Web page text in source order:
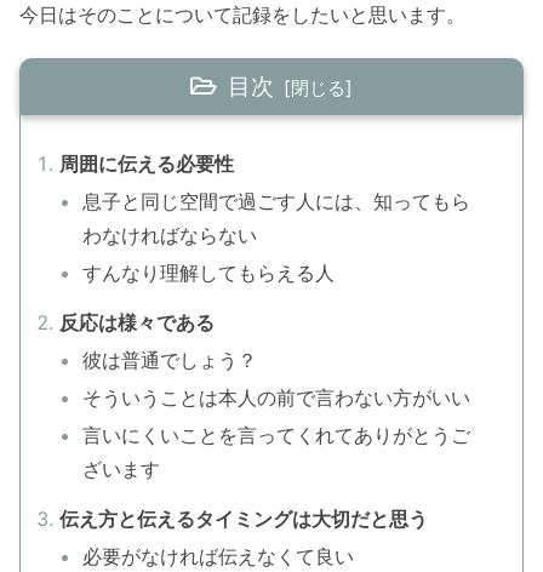
今日はそのことについて記録をしたいと思います。
目次
周囲に伝える必要性
息子と同じ空間で過ごす人には、知ってもら
わなければならない
すんなり理解してもらえる人
反応は様々である
彼は普通でしょう？
そういうことは本人の前で言わない方がいい
言いにくいことを言ってくれてありがとうご
ざいます
伝え方と伝えるタイミングは大切だと思う
必要がなければ伝えなくて良い